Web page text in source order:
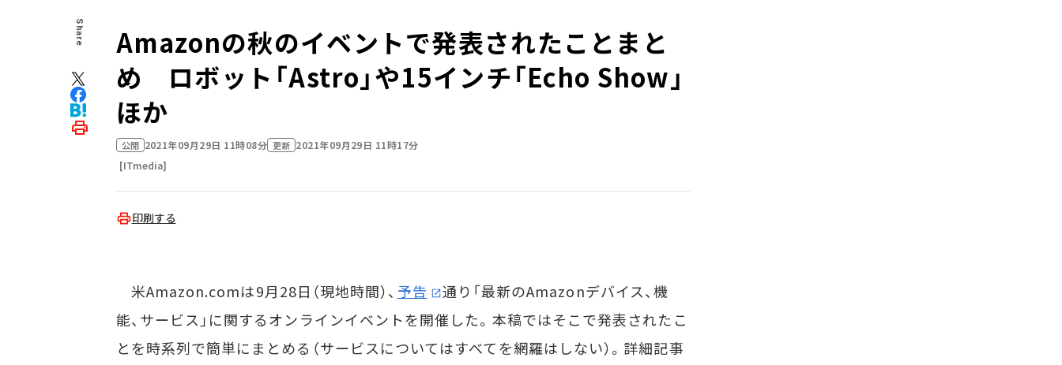
Share
Amazonの秋のイベントで発表されたことまと
め ロボット「Astro」や15インチ「Echo Show」
ほか
公開 2021年09月29日 11時08分 更新 2021年09月29日 11時17分
[ITmedia]
印刷する
米Amazon.comは9月28日（現地時間）、 予告
通り「最新のAmazonデバイス、機
能、サービス」に関するオンラインイベントを開催した。本稿ではそこで発表されたこ
とを時系列で簡単にまとめる（サービスについてはすべてを網羅はしない）。詳細記事